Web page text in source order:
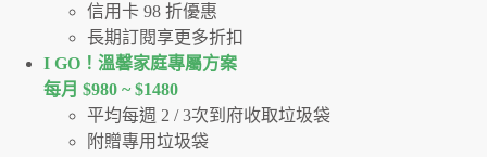
信用卡 98 折優惠
長期訂閱享更多折扣
I GO！溫馨家庭專屬方案
每月 $980 ~ $1480
平均每週 2 / 3次到府收取垃圾袋
附贈專用垃圾袋